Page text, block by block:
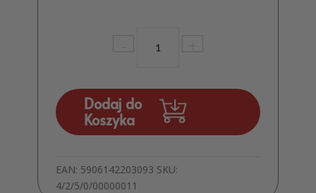
-
Weselna
Gości
Dekoracja
Sali
Plexi
+
Dodaj do
Koszyka
EAN: 5906142203093 SKU:
4/2/5/0/00000011